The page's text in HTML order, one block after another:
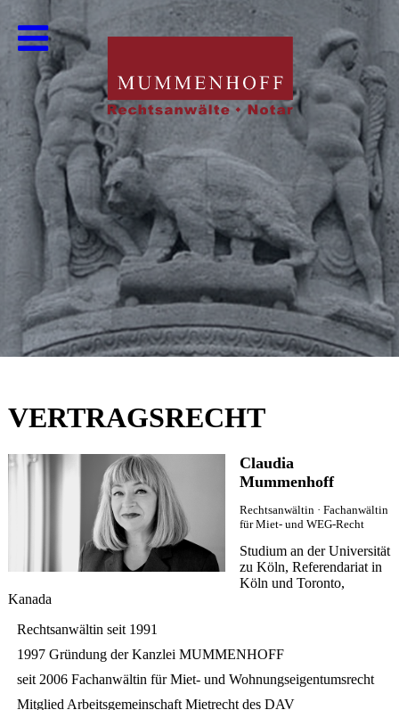
VERTRAGSRECHT
Claudia
Mummenhoff
Rechtsanwältin · Fachanwältin
für Miet- und WEG-Recht
Studium an der Universität
zu Köln, Referendariat in
Köln und Toronto,
Kanada
Rechtsanwältin seit 1991
1997 Gründung der Kanzlei MUMMENHOFF
seit 2006 Fachanwältin für Miet- und Wohnungseigentumsrecht
Mitglied Arbeitsgemeinschaft Mietrecht des DAV